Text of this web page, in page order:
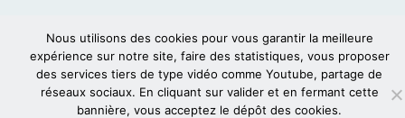
Nous utilisons des cookies pour vous garantir la meilleure
expérience sur notre site, faire des statistiques, vous proposer
des services tiers de type vidéo comme Youtube, partage de
réseaux sociaux. En cliquant sur valider et en fermant cette
bannière, vous acceptez le dépôt des cookies.